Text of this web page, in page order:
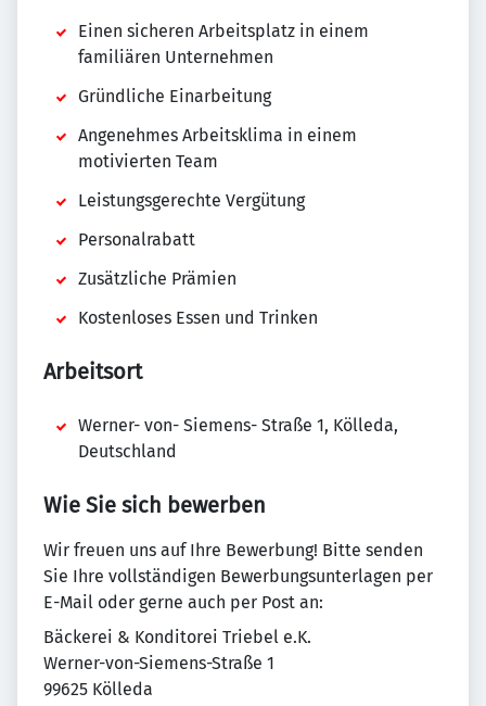
Einen sicheren Arbeitsplatz in einem
familiären Unternehmen
Gründliche Einarbeitung
Angenehmes Arbeitsklima in einem
motivierten Team
Leistungsgerechte Vergütung
Personalrabatt
Zusätzliche Prämien
Kostenloses Essen und Trinken
Arbeitsort
Werner- von- Siemens- Straße 1, Kölleda,
Deutschland
Wie Sie sich bewerben
Wir freuen uns auf Ihre Bewerbung! Bitte senden
Sie Ihre vollständigen Bewerbungsunterlagen per
E-Mail oder gerne auch per Post an:
Bäckerei & Konditorei Triebel e.K.
Werner-von-Siemens-Straße 1
99625 Kölleda